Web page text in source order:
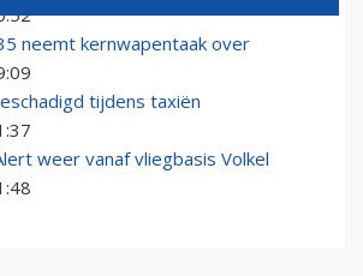
neemt kernwapentaak over
tijdens taxiën
weer vanaf vliegbasis Volkel